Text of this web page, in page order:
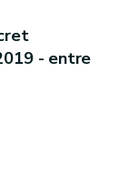
- entre